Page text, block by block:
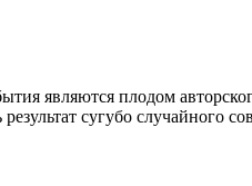
являются плодом
сугубо случайного